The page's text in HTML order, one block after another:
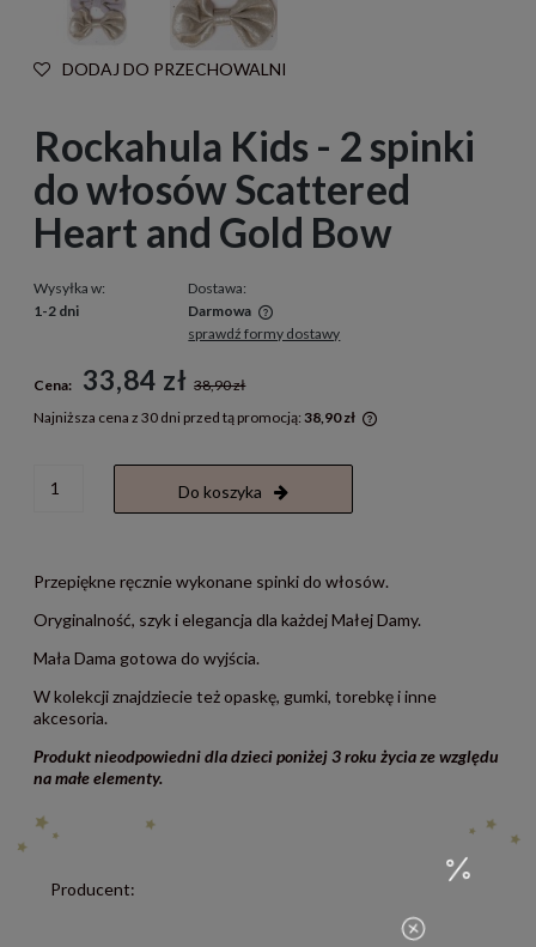
DODAJ DO PRZECHOWALNI
Rockahula Kids - 2 spinki
do włosów Scattered
Heart and Gold Bow
Wysyłka w:
1-2 dni
Dostawa:
Darmowa
Cena nie zawiera ewentualnych kosztów płatności
sprawdź formy dostawy
Cena: 33,84 zł 38,90 zł
Najniższa cena z 30 dni przed tą promocją: 38,90 zł
Do koszyka
Przepiękne ręcznie wykonane spinki do włosów.
Oryginalność, szyk i elegancja dla każdej Małej Damy.
Mała Dama gotowa do wyjścia.
W kolekcji znajdziecie też opaskę, gumki, torebkę i inne
akcesoria.
Produkt nieodpowiedni dla dzieci poniżej 3 roku życia ze względu
na małe elementy.
Producent: